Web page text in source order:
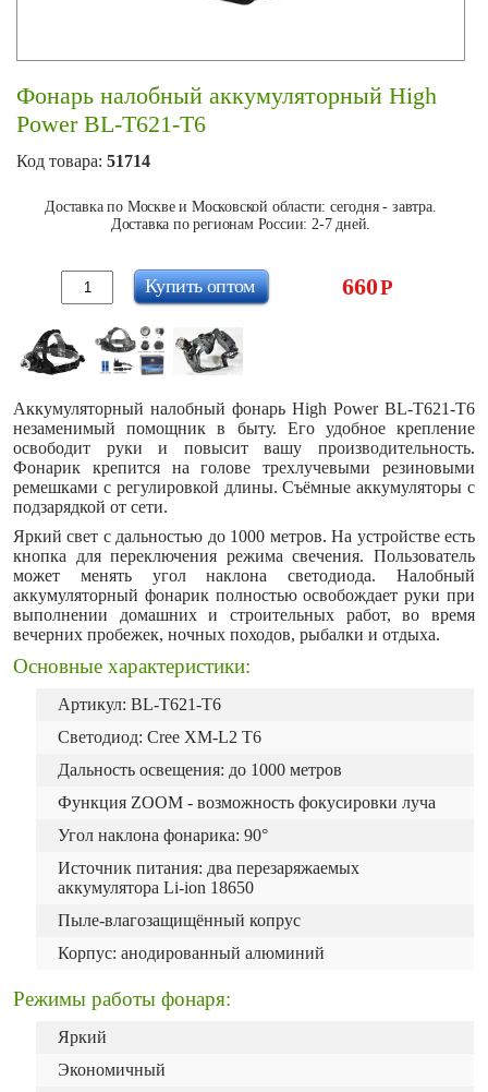
Фонарь налобный аккумуляторный High
Power BL-T621-T6
Код товара: 51714
Доставка по Москве и Московской области: сегодня - завтра.
Доставка по регионам России: 2-7 дней.
660Р
Купить оптом
Аккумуляторный налобный фонарь High Power BL-T621-T6
незаменимый помощник в быту. Его удобное крепление
освободит руки и повысит вашу производительность.
Фонарик крепится на голове трехлучевыми резиновыми
ремешками с регулировкой длины. Съёмные аккумуляторы с
подзарядкой от сети.
Яркий свет с дальностью до 1000 метров. На устройстве есть
кнопка для переключения режима свечения. Пользователь
может менять угол наклона светодиода. Налобный
аккумуляторный фонарик полностью освобождает руки при
выполнении домашних и строительных работ, во время
вечерних пробежек, ночных походов, рыбалки и отдыха.
Основные характеристики:
Артикул: BL-T621-T6
Светодиод: Cree XM-L2 T6
Дальность освещения: до 1000 метров
Функция ZOOM - возможность фокусировки луча
Угол наклона фонарика: 90°
Источник питания: два перезаряжаемых
аккумулятора Li-ion 18650
Пыле-влагозащищённый копрус
Корпус: анодированный алюминий
Режимы работы фонаря:
Яркий
Экономичный